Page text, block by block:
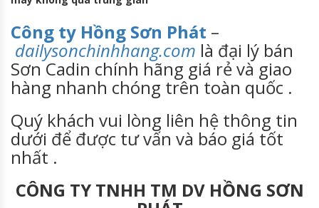
Công ty Hồng Sơn Phát –
dailysonchinhhang.com là đại lý bán
Sơn Cadin chính hãng giá rẻ và giao
hàng nhanh chóng trên toàn quốc .
Quý khách vui lòng liên hệ thông tin
dưới để được tư vấn và báo giá tốt
nhất .
CÔNG TY TNHH TM DV HỒNG SƠN